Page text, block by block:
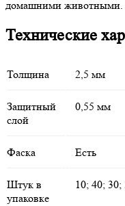
домашними животными.
Технические
Толщина 2,5 мм
Защитный
слой
0,55 мм
Фаска Есть
Штук в
упаковке
10; 40;